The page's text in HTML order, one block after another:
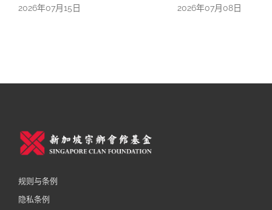
2026年07月15日 2026年07月08日
规则与条例
隐私条例